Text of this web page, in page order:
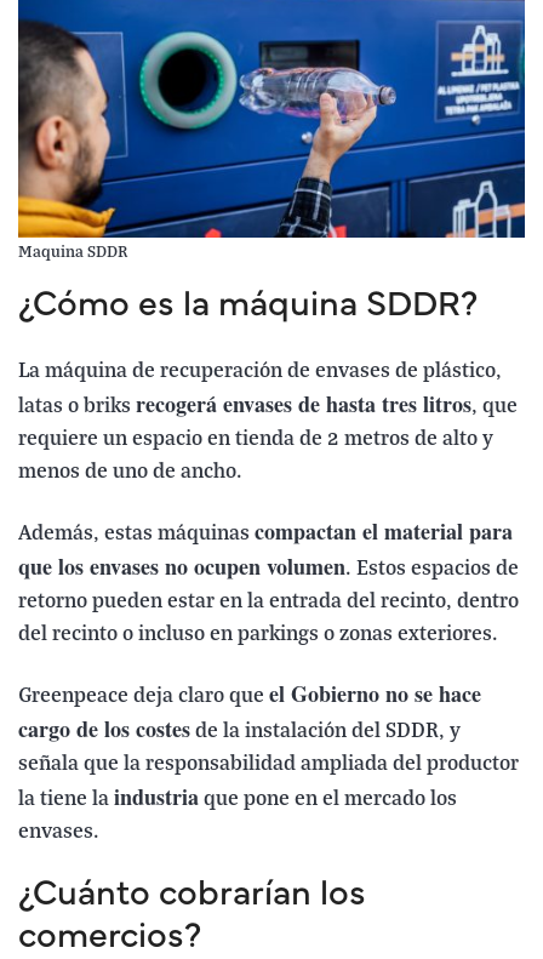
Maquina SDDR
¿Cómo es la máquina SDDR?
La máquina de recuperación de envases de plástico,
latas o briks recogerá envases de hasta tres litros, que
requiere un espacio en tienda de 2 metros de alto y
menos de uno de ancho.
Además, estas máquinas compactan el material para
que los envases no ocupen volumen. Estos espacios de
retorno pueden estar en la entrada del recinto, dentro
del recinto o incluso en parkings o zonas exteriores.
Greenpeace deja claro que el Gobierno no se hace
cargo de los costes de la instalación del SDDR, y
señala que la responsabilidad ampliada del productor
la tiene la industria que pone en el mercado los
envases.
¿Cuánto cobrarían los
comercios?